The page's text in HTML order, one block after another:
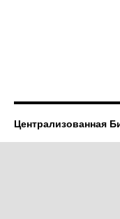
Централизованная